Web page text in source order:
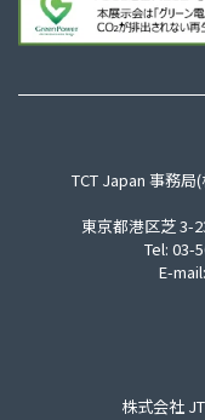
TCT Japan 事務
東京都港区芝 3-
Tel: 03-
E-mail:
株式会社